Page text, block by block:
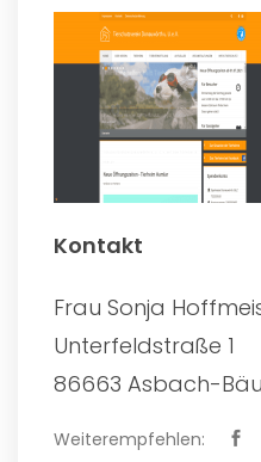
Kontakt
Frau Sonja
Unterfeldstraße 1
86663 Asbach-
Weiterempfehlen: